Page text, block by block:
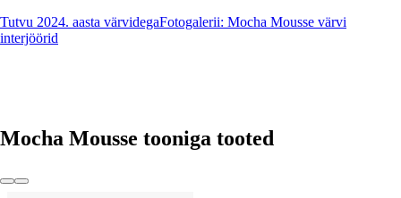
Tutvu 2024. aasta värvidegaFotogalerii: Mocha Mousse värvi
interjöörid
Mocha Mousse tooniga tooted